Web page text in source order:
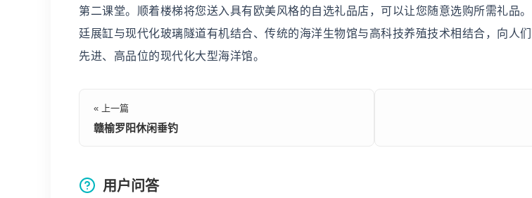
第二课堂。顺着楼梯将您送入具有欧美风格的自选礼品店，可以让您随意选购所需礼品
廷展缸与现代化玻璃隧道有机结合、传统的海洋生物馆与高科技养殖技术相结合，向人们
先进、高品位的现代化大型海洋馆。
« 上一篇
赣榆罗阳休闲垂钓
用户问答